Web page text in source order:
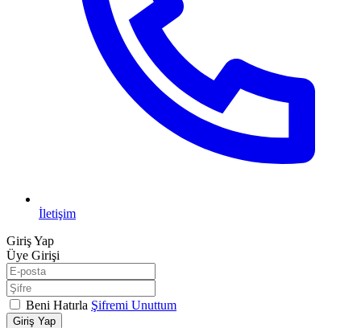
İletişim
Giriş Yap
Üye Girişi
Beni Hatırla Şifremi Unuttum
Giriş Yap